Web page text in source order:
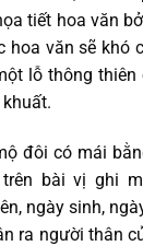
tiết hoa văn
hoa văn sẽ khó
lỗ thông
đôi có mái
bài vị ghi
ngày sinh,
ra người thân